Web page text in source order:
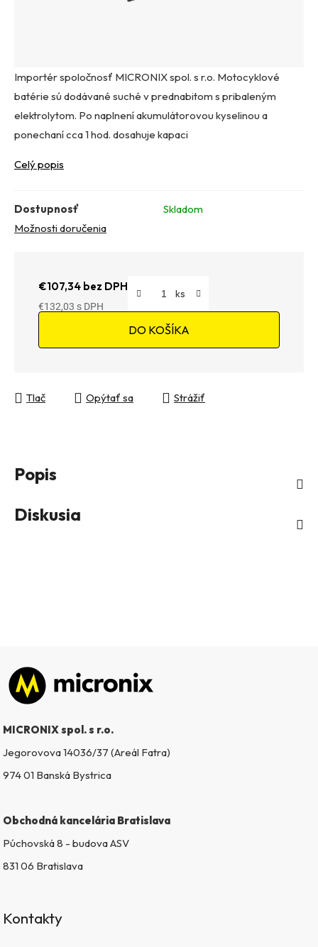
Importér spoločnosť MICRONIX spol. s r.o. Motocyklové
batérie sú dodávané suché v prednabitom s pribaleným
elektrolytom. Po naplnení akumulátorovou kyselinou a
ponechaní cca 1 hod. dosahuje kapaci
Celý popis
Dostupnosť
Skladom
Možnosti doručenia
€107,34 bez DPH
€132,03
DO KOŠÍKA
Tlač Opýtať sa Strážiť
Popis
Diskusia
Zápätie
MICRONIX spol. s r.o.
Jegorovova 14036/37 (Areál Fatra)
974 01 Banská Bystrica
Obchodná kancelária Bratislava
Púchovská 8 - budova ASV
831 06 Bratislava
Kontakty